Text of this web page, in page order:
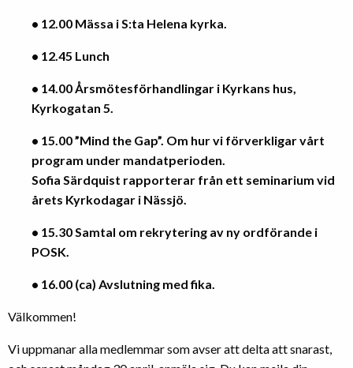
• 12.00 Mässa i S:ta Helena kyrka.
• 12.45 Lunch
• 14.00 Årsmötesförhandlingar i Kyrkans hus,
Kyrkogatan 5.
• 15.00 ”Mind the Gap”. Om hur vi förverkligar vårt
program under mandatperioden.
Sofia Särdquist rapporterar från ett seminarium vid
årets Kyrkodagar i Nässjö.
• 15.30 Samtal om rekrytering av ny ordförande i
POSK.
• 16.00 (ca) Avslutning med fika.
Välkommen!
Vi uppmanar alla medlemmar som avser att delta att snarast,